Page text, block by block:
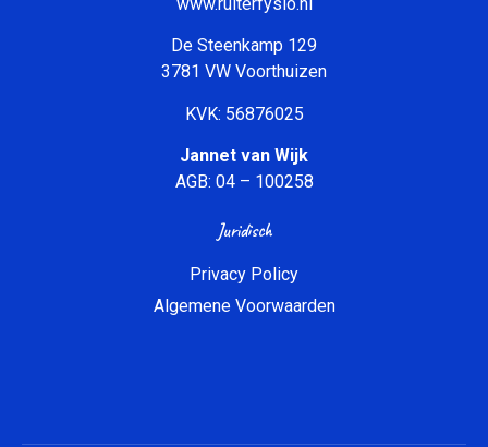
De Steenkamp 129
3781 VW Voorthuizen
KVK: 56876025
Jannet van Wijk
AGB: 04 – 100258
Juridisch
Privacy Policy
Algemene Voorwaarden